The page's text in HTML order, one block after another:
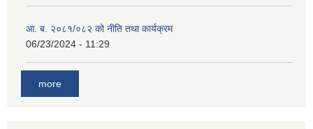
आ. ब. २०८१/०८२ को नीति तथा कार्यक्रम
06/23/2024 - 11:29
more